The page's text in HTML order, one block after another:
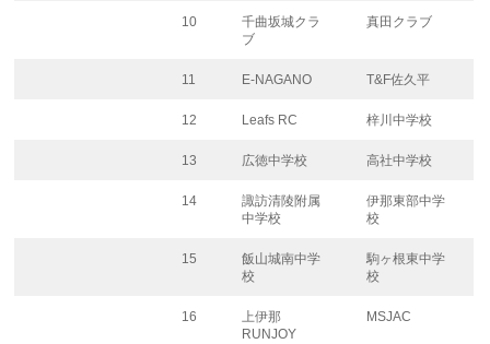
10
千曲坂城クラ
ブ
真田クラブ
11 E-NAGANO T&F佐久平
12 Leafs RC 梓川中学校
13 広徳中学校 高社中学校
14
諏訪清陵附属
中学校
伊那東部中学
校
15
飯山城南中学
校
駒ヶ根東中学
校
16
上伊那
RUNJOY
MSJAC